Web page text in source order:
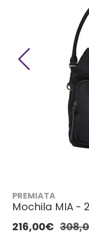
PREMIATA
Mochila MIA -
216,00€